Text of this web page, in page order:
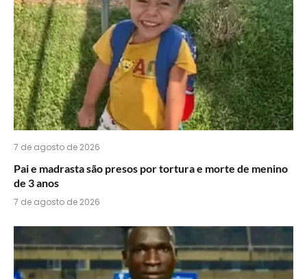
7 de agosto de 2026
Pai e madrasta são presos por tortura e morte de menino
de 3 anos
7 de agosto de 2026